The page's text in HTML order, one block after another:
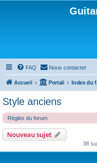
FAQ Nous contacter
Accueil Portail
Style anciens
Règles du forum
Nouveau sujet
38